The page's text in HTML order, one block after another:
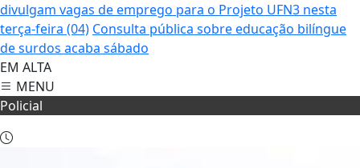
divulgam vagas de emprego para o Projeto UFN3 nesta
terça-feira (04) Consulta pública sobre educação bilíngue
de surdos acaba sábado
EM ALTA
MENU
Policial